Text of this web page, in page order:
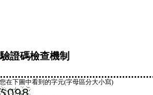
驗證碼檢查機制
在下圖中看到的字元(字母區分大小寫)